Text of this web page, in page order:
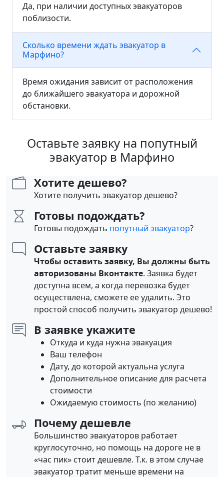
Да, при наличии доступных эвакуаторов
поблизости.
Сколько времени ждать эвакуатор в
Марфино?
Время ожидания зависит от расположения
до ближайшего эвакуатора и дорожной
обстановки.
Оставьте заявку на попутный
эвакуатор в Марфино
Хотите дешево?
Хотите получить эвакуатор дешево?
Готовы подождать?
Готовы подождать попутный эвакуатор?
Оставьте заявку
Чтобы оставить заявку, Вы должны быть
авторизованы Вконтакте. Заявка будет
доступна всем, а когда перевозка будет
осуществлена, сможете ее удалить. Это
простой способ получить эвакуатор дешево!
В заявке укажите
Откуда и куда нужна эвакуация
Ваш телефон
Дату, до которой актуальна услуга
Дополнительное описание для расчета
стоимости
Ожидаемую стоимость (по желанию)
Почему дешевле
Большинство эвакуаторов работает
круглосуточно, но помощь на дороге не в
«час пик» стоит дешевле. Т.к. в этом случае
эвакуатор тратит меньше времени на